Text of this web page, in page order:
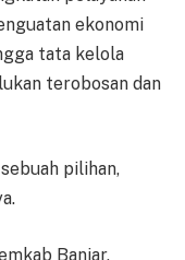
ekonomi
tata kelola
terobosan dan
pilihan,
Banjar,